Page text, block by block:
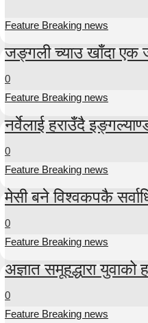
Feature Breaking news
जङ्गली च्याउ खाँदा एक
0
Feature Breaking news
नर्वेलाई हराउँदै
0
Feature Breaking news
मेसी बने विश्वकपकै
0
Feature Breaking news
अज्ञात समूहद्धारा युवाको
0
Feature Breaking news